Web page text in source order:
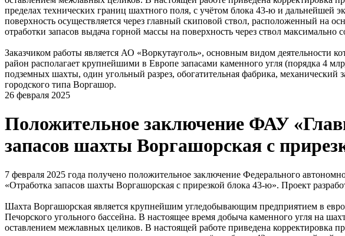
пределах технических границ шахтного поля, с учётом блока 43-ю и
поверхность осуществляется через главный скиповой ствол, расположенный на
отработки запасов выдача горной массы на поверхность через ствол максимально
Заказчиком работы является АО «Воркутауголь», основным видом деятельности
район располагает крупнейшими в Европе запасами каменного угля (порядка 4
подземных шахты, один угольный разрез, обогатительная фабрика,
городского типа Воргашор.
26 февраля 2025
Положительное заключение ФАУ
запасов шахты Воргашорская с
7 февраля 2025 года получено положительное заключение Федерального
«Отработка запасов шахты Воргашорская с прирезкой блока 43-ю». Проект
Шахта Воргашорская является крупнейшим угледобывающим предприятием в
Печорского угольного бассейна. В настоящее время добыча каменного угля на
оставлением межлавных целиков. В настоящей работе приведена